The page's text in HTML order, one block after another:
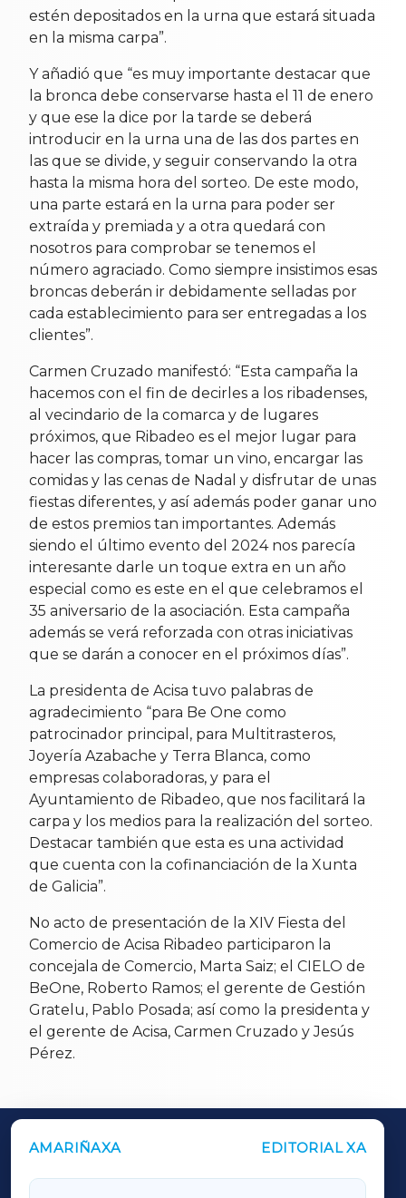
estén depositados en la urna que estará situada
en la misma carpa”.
Y añadió que “es muy importante destacar que
la bronca debe conservarse hasta el 11 de enero
y que ese la dice por la tarde se deberá
introducir en la urna una de las dos partes en
las que se divide, y seguir conservando la otra
hasta la misma hora del sorteo. De este modo,
una parte estará en la urna para poder ser
extraída y premiada y a otra quedará con
nosotros para comprobar se tenemos el
número agraciado. Como siempre insistimos esas
broncas deberán ir debidamente selladas por
cada establecimiento para ser entregadas a los
clientes”.
Carmen Cruzado manifestó: “Esta campaña la
hacemos con el fin de decirles a los ribadenses,
al vecindario de la comarca y de lugares
próximos, que Ribadeo es el mejor lugar para
hacer las compras, tomar un vino, encargar las
comidas y las cenas de Nadal y disfrutar de unas
fiestas diferentes, y así además poder ganar uno
de estos premios tan importantes. Además
siendo el último evento del 2024 nos parecía
interesante darle un toque extra en un año
especial como es este en el que celebramos el
35 aniversario de la asociación. Esta campaña
además se verá reforzada con otras iniciativas
que se darán a conocer en el próximos días”.
La presidenta de Acisa tuvo palabras de
agradecimiento “para Be One como
patrocinador principal, para Multitrasteros,
Joyería Azabache y Terra Blanca, como
empresas colaboradoras, y para el
Ayuntamiento de Ribadeo, que nos facilitará la
carpa y los medios para la realización del sorteo.
Destacar también que esta es una actividad
que cuenta con la cofinanciación de la Xunta
de Galicia”.
No acto de presentación de la XIV Fiesta del
Comercio de Acisa Ribadeo participaron la
concejala de Comercio, Marta Saiz; el CIELO de
BeOne, Roberto Ramos; el gerente de Gestión
Gratelu, Pablo Posada; así como la presidenta y
el gerente de Acisa, Carmen Cruzado y Jesús
Pérez.
AMARIÑAXA EDITORIAL XA
OUTROS PERIÓDICOS